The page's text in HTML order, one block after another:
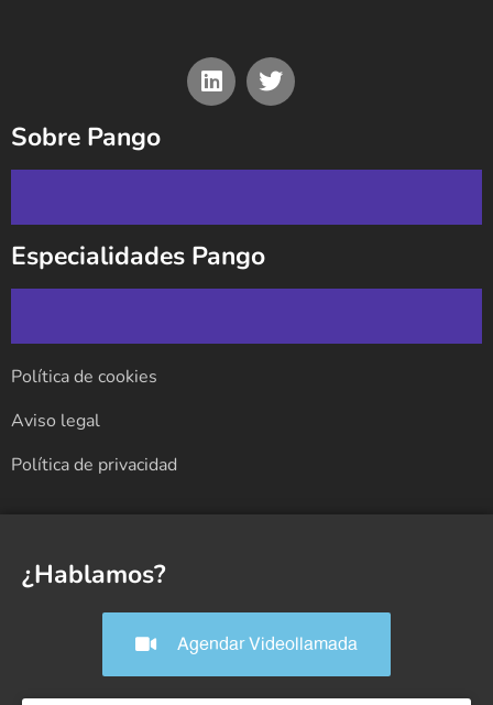
Sobre Pango
Especialidades Pango
Política de cookies
Aviso legal
Política de privacidad
¿Hablamos?
Agendar Videollamada